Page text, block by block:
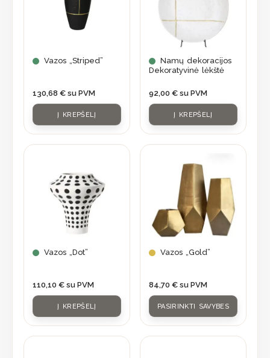
Vazos „Striped”
130,68 € su PVM
Į KREPŠELĮ
Namų dekoracijos
Dekoratyvinė lėkštė
92,00 € su PVM
Į KREPŠELĮ
Vazos „Dot”
110,10 € su PVM
Į KREPŠELĮ
Vazos „Gold”
84,70 € su PVM
PASIRINKTI SAVYBES
multiple
variants.
The
options
may
chosen
on
the
product
page